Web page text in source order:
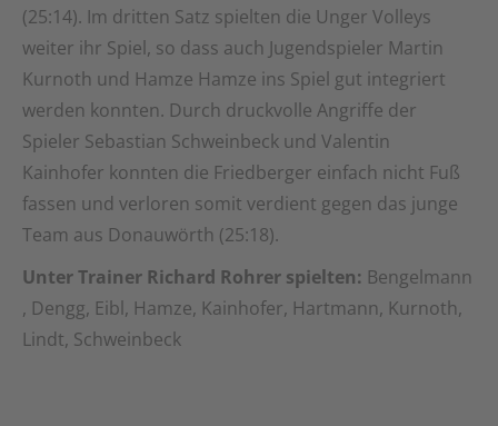
(25:14). Im dritten Satz spielten die Unger Volleys
weiter ihr Spiel, so dass auch Jugendspieler Martin
Kurnoth und Hamze Hamze ins Spiel gut integriert
werden konnten. Durch druckvolle Angriffe der
Spieler Sebastian Schweinbeck und Valentin
Kainhofer konnten die Friedberger einfach nicht Fuß
fassen und verloren somit verdient gegen das junge
Team aus Donauwörth (25:18).
Unter Trainer Richard Rohrer spielten: Bengelmann
, Dengg, Eibl, Hamze, Kainhofer, Hartmann, Kurnoth,
Lindt, Schweinbeck